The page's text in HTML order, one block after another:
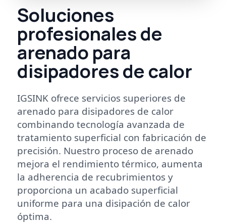
Soluciones
profesionales de
arenado para
disipadores de calor
IGSINK ofrece servicios superiores de
arenado para disipadores de calor
combinando tecnología avanzada de
tratamiento superficial con fabricación de
precisión. Nuestro proceso de arenado
mejora el rendimiento térmico, aumenta
la adherencia de recubrimientos y
proporciona un acabado superficial
uniforme para una disipación de calor
óptima.